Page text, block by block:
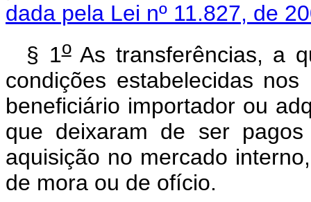
dada pela Lei nº 11.827, de
§ 1oAs transferências, a
condições estabelecidas
beneficiário importador ou
que deixaram de ser
aquisição no mercado
de mora ou de ofício.